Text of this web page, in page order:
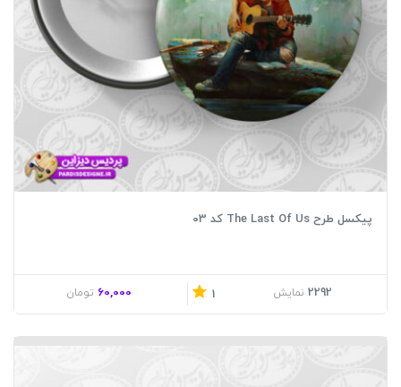
پیکسل طرح The Last Of Us کد 03
2292 نمایش 1
60,000 تومان